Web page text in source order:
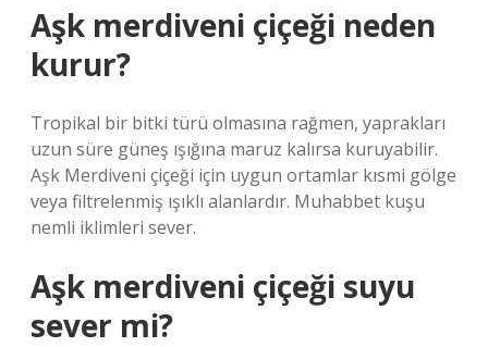
Aşk merdiveni çiçeği neden
kurur?
Tropikal bir bitki türü olmasına rağmen, yaprakları
uzun süre güneş ışığına maruz kalırsa kuruyabilir.
Aşk Merdiveni çiçeği için uygun ortamlar kısmi gölge
veya filtrelenmiş ışıklı alanlardır. Muhabbet kuşu
nemli iklimleri sever.
Aşk merdiveni çiçeği suyu
sever mi?